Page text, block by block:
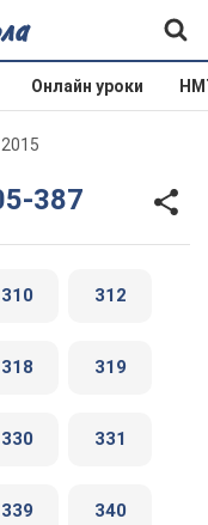
Онлайн уроки
387
310 312
318 319
330 331
339 340